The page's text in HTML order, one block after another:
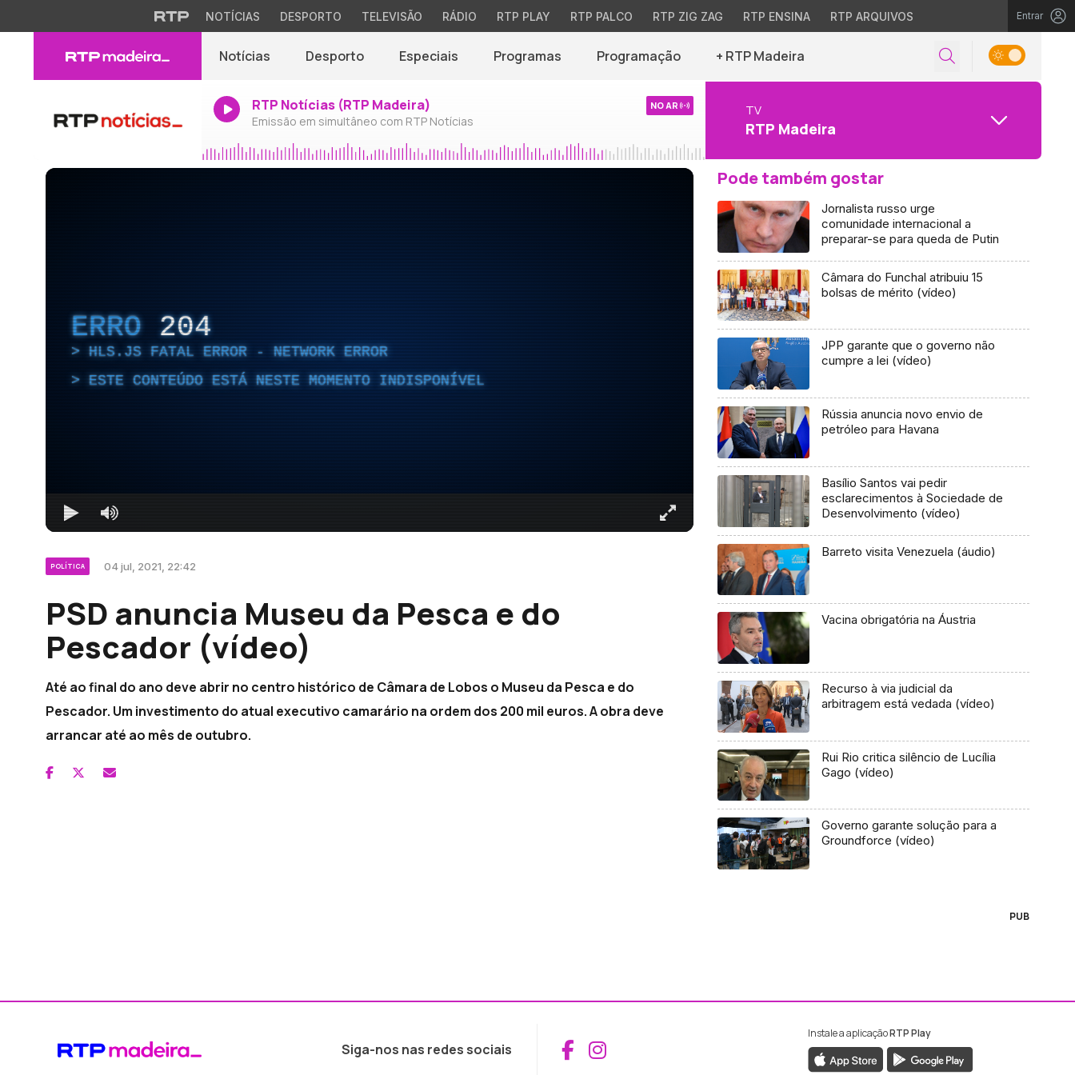
NOTÍCIAS DESPORTO TELEVISÃO RÁDIO RTP PLAY RTP PALCO RTP ZIG ZAG RTP ENSINA RTP ARQUIVOS Entrar
Notícias Desporto Especiais Programas Programação + RTP Madeira
RTP Notícias (RTP Madeira)
Emissão em simultâneo com RTP Notícias
NO AR TV
RTP Madeira
ERRO 204
HLS.JS FATAL ERROR - NETWORK ERROR
ESTE CONTEÚDO ESTÁ NESTE MOMENTO INDISPONÍVEL
POLÍTICA 04 jul, 2021, 22:42
PSD anuncia Museu da Pesca e do
Pescador (vídeo)
Até ao final do ano deve abrir no centro histórico de Câmara de Lobos o Museu da Pesca e do
Pescador. Um investimento do atual executivo camarário na ordem dos 200 mil euros. A obra deve
arrancar até ao mês de outubro.
Pode também gostar
Jornalista russo urge
comunidade internacional a
preparar-se para queda de Putin
Câmara do Funchal atribuiu 15
bolsas de mérito (vídeo)
JPP garante que o governo não
cumpre a lei (vídeo)
Rússia anuncia novo envio de
petróleo para Havana
Basílio Santos vai pedir
esclarecimentos à Sociedade de
Desenvolvimento (vídeo)
Barreto visita Venezuela (áudio)
Vacina obrigatória na Áustria
Recurso à via judicial da
arbitragem está vedada (vídeo)
Rui Rio critica silêncio de Lucília
Gago (vídeo)
Governo garante solução para a
Groundforce (vídeo)
PUB
Siga-nos nas redes sociais Aceder ao Facebook da RTP Madeira
Aceder ao Instagram da RTP Madeira
Instale a aplicaçãoRTP Play